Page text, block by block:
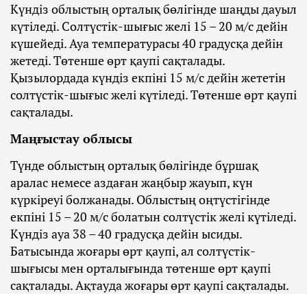
Күндіз облыстың орталық бөлігінде шаңды дауыл
күтіледі. Солтүстік-шығыс желі 15 – 20 м/с дейін
күшейеді. Ауа температурасы 40 градусқа дейін
жетеді. Төтенше өрт қаупі сақталады.
Қызылордада күндіз екпіні 15 м/с дейін жететін
солтүстік-шығыс желі күтіледі. Төтенше өрт қаупі
сақталады.
Маңғыстау облысы
Түнде облыстың орталық бөлігінде бұршақ
аралас немесе аздаған жаңбыр жауып, күн
күркіреуі болжанады. Облыстың оңтүстігінде
екпіні 15 – 20 м/с болатын солтүстік желі күтіледі.
Күндіз ауа 38 – 40 градусқа дейін ысиды.
Батысында жоғары өрт қаупі, ал солтүстік-
шығысы мен орталығында төтенше өрт қаупі
сақталады. Ақтауда жоғары өрт қаупі сақталады.